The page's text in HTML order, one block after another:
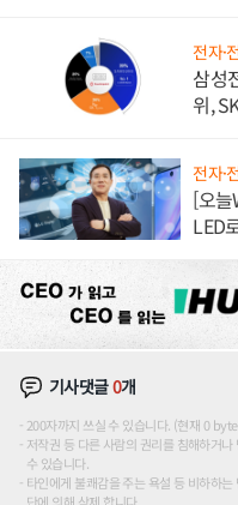
전자·
삼성
위,
전자·
[오늘
LED
기사댓글0개
200자까지 쓰실 수 있습니다. (현재 0
저작권 등 다른 사람의 권리를 침해하거
수 있습니다.
타인에게 불쾌감을 주는 욕설 등 비하하